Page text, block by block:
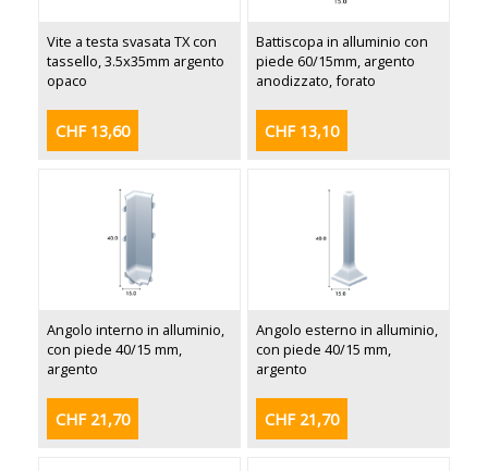
Vite a testa svasata TX con
tassello, 3.5x35mm argento
opaco
CHF 13,60
Battiscopa in alluminio con
piede 60/15mm, argento
anodizzato, forato
CHF 13,10
Angolo interno in alluminio,
con piede 40/15 mm,
argento
CHF 21,70
Angolo esterno in alluminio,
con piede 40/15 mm,
argento
CHF 21,70